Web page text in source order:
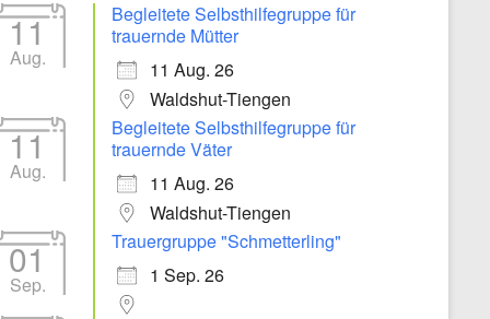
11
Aug.
Begleitete Selbsthilfegruppe für
trauernde Mütter
11 Aug. 26
Waldshut-Tiengen
11
Aug.
Begleitete Selbsthilfegruppe für
trauernde Väter
11 Aug. 26
Waldshut-Tiengen
01
Sep.
Trauergruppe "Schmetterling"
1 Sep. 26